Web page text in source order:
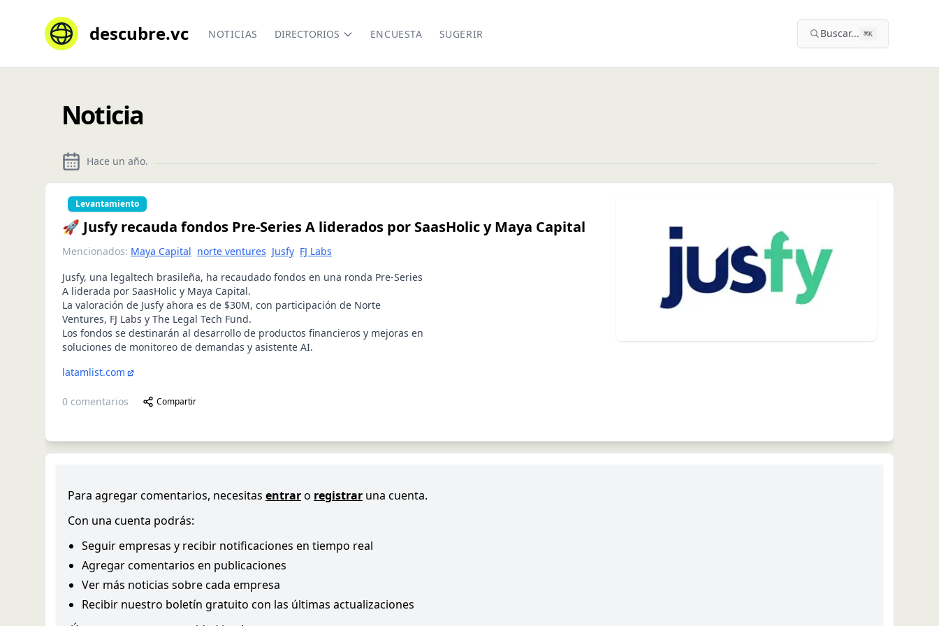
descubre.vc NOTICIAS DIRECTORIOS ENCUESTA SUGERIR Buscar... ⌘K
Noticia
Hace un año.
Levantamiento
🚀 Jusfy recauda fondos Pre-Series A liderados por SaasHolic y Maya Capital
Mencionados: Maya Capital norte ventures Jusfy FJ Labs
Jusfy, una legaltech brasileña, ha recaudado fondos en una ronda Pre-Series
A liderada por SaasHolic y Maya Capital.
La valoración de Jusfy ahora es de $30M, con participación de Norte
Ventures, FJ Labs y The Legal Tech Fund.
Los fondos se destinarán al desarrollo de productos financieros y mejoras en
soluciones de monitoreo de demandas y asistente AI.
latamlist.com
0 comentarios Compartir
Para agregar comentarios, necesitas entraro registrar una cuenta.
Con una cuenta podrás:
Seguir empresas y recibir notificaciones en tiempo real
Agregar comentarios en publicaciones
Ver más noticias sobre cada empresa
Recibir nuestro boletín gratuito con las últimas actualizaciones